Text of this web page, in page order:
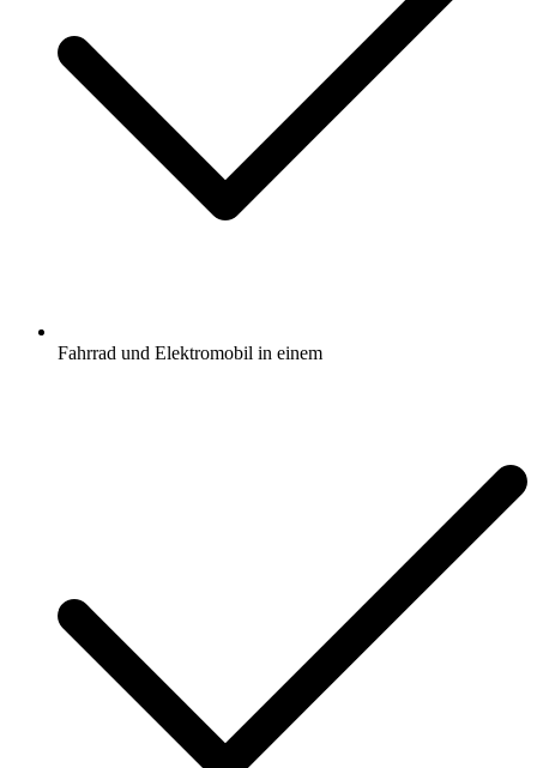
Fahrrad und Elektromobil in einem